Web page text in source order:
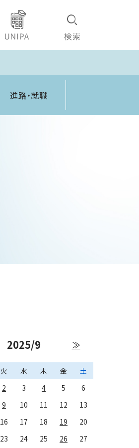
進路・就職
2025/9 ≫
火 水 木 金
土
2 3 4 5
6
9 10 11 12
13
16 17 18 19
20
23 24 25 26
27